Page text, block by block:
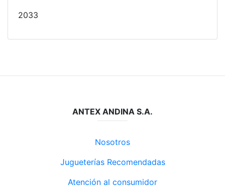
2033
ANTEX ANDINA S.A.
Nosotros
Jugueterías Recomendadas
Atención al consumidor